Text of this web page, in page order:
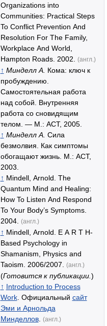
Organizations into
Communities: Practical Steps
To Conflict Prevention And
Resolution For The Family,
Workplace And World,
Hampton Roads. 2002.
(англ.)
↑ Минделл А. Кома: ключ к
пробуждению.
Самостоятельная работа
над собой. Внутренняя
работа со сновидящим
телом. — М.: АСТ, 2005.
↑ Минделл А. Сила
безмолвия. Как симптомы
обогащают жизнь. М.: АСТ,
2003.
↑ Mindell, Arnold. The
Quantum Mind and Healing:
How To Listen And Respond
To Your Body’s Symptoms.
2004. (англ.)
↑ Mindell, Arnold. E A R T H-
Based Psychology in
Shamanism, Physics and
Taoism. 2006/2007.
(англ.)
(Готовится к публикации. )
↑ Introduction to Process
Work. Официальный сайт
Эми и Арнольда
Минделлов. (англ.)